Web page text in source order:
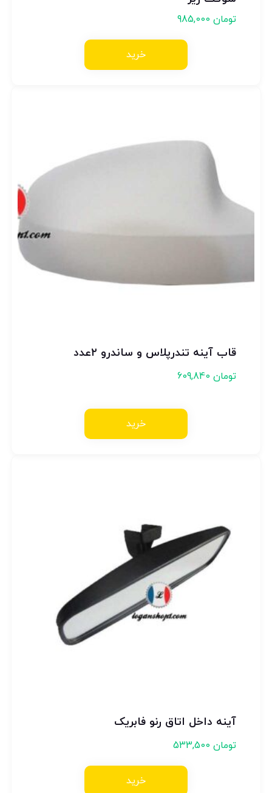
تومان985,000
خرید
قاب آینه تندرپلاس و ساندرو ۲عدد
تومان609,840
خرید
آینه داخل اتاق رنو فابریک
تومان533,500
خرید